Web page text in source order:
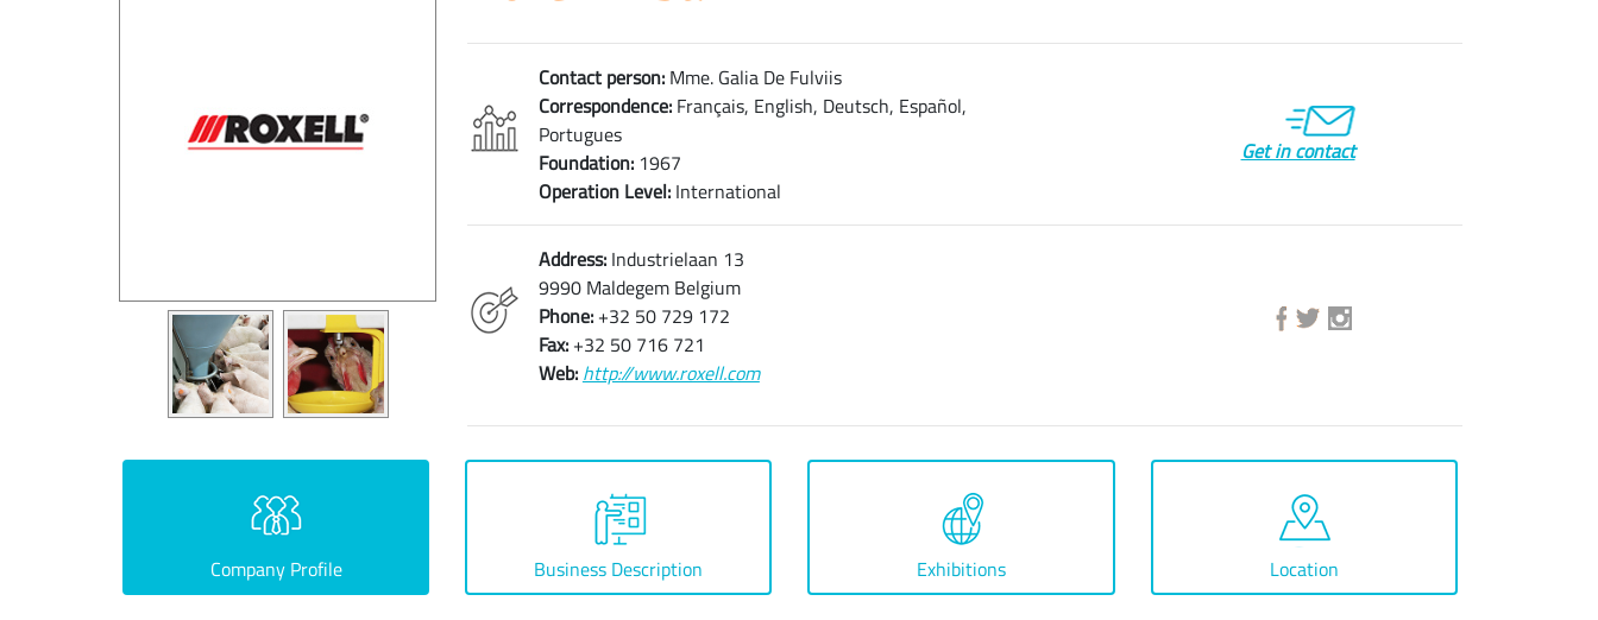
Contact person:Mme. Galia De Fulviis
Correspondence:Français, English, Deutsch, Español,
Portugues
Foundation:1967
Operation Level:International
Get in contact
Address: Industrielaan 13
9990 Maldegem Belgium
Phone:+32 50 729 172
Fax:+32 50 716 721
Web: http://www.roxell.com
Company Profile Business Description Exhibitions Location